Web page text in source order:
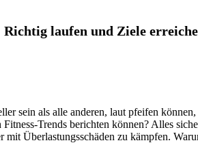
laufen und Ziele
sein als alle anderen, laut pfeifen
Trends berichten können? Alles
Überlastungsschäden zu kämpfen.